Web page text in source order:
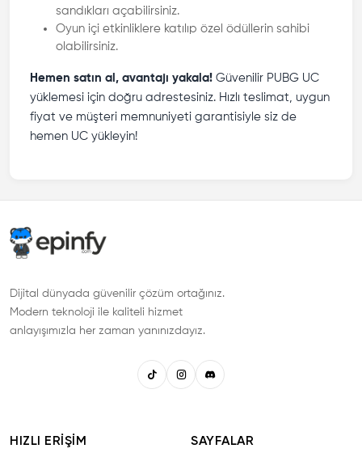
sandıkları açabilirsiniz.
Oyun içi etkinliklere katılıp özel ödüllerin sahibi
olabilirsiniz.
Hemen satın al, avantajı yakala! Güvenilir PUBG UC
yüklemesi için doğru adrestesiniz. Hızlı teslimat, uygun
fiyat ve müşteri memnuniyeti garantisiyle siz de
hemen UC yükleyin!
Dijital dünyada güvenilir çözüm ortağınız.
Modern teknoloji ile kaliteli hizmet
anlayışımızla her zaman yanınızdayız.
HIZLI ERIŞIM SAYFALAR